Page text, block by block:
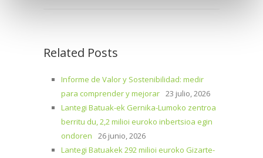
Related Posts
Informe de Valor y Sostenibilidad: medir
para comprender y mejorar 23 julio, 2026
Lantegi Batuak-ek Gernika-Lumoko zentroa
berritu du, 2,2 milioi euroko inbertsioa egin
ondoren
26 junio, 2026
Lantegi Batuakek 292 milioi euroko Gizarte-